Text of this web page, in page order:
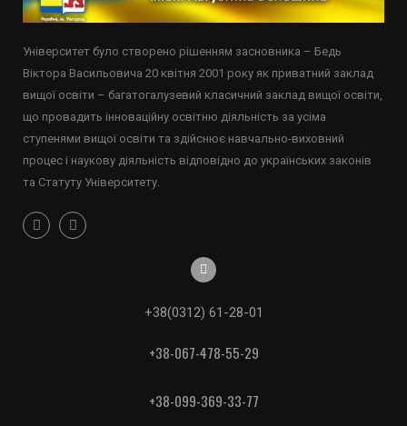
Університет було створено рішенням засновника – Бедь
Віктора Васильовича 20 квітня 2001 року як приватний заклад
вищої освіти – багатогалузевий класичний заклад вищої освіти,
що провадить інноваційну освітню діяльність за усіма
ступенями вищої освіти та здійснює навчально-виховний
процес і наукову діяльність відповідно до українських законів
та Статуту Університету.
+38(0312) 61-28-01
+38-067-478-55-29
+38-099-369-33-77